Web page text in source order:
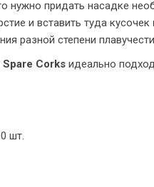
нужно придать насадке
и вставить туда кусочек
разной степени
Corks идеально
шт.